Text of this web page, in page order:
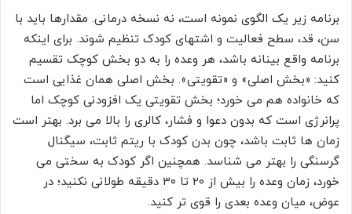
برنامه زیر یک الگوی نمونه است، نه نسخه درمانی. مقدارها باید با
سن، قد، سطح فعالیت و اشتهای کودک تنظیم شوند. برای اینکه
برنامه واقع بینانه باشد، هر وعده را به دو بخش کوچک تقسیم
کنید: «بخش اصلی» و «تقویتی». بخش اصلی همان غذایی است
که خانواده هم می خورد؛ بخش تقویتی یک افزودنی کوچک اما
پرانرژی است که بدون دعوا و فشار، کالری را بالا می برد. بهتر است
زمان ها ثابت باشد، چون بدن کودک با ریتم ثابت، سیگنال
گرسنگی را بهتر می شناسد. همچنین اگر کودک به سختی می
خورد، زمان وعده را بیش از ۲۰ تا ۳۰ دقیقه طولانی نکنید؛ در
عوض، میان وعده بعدی را قوی تر کنید.